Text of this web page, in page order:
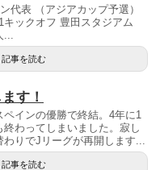
代表 （アジアカップ予選）
キックオフ 豊田スタジアム
記事を読む
す！
インの優勝で終結。4年に1
終わってしまいました。寂し
りでJリーグが再開します...
記事を読む